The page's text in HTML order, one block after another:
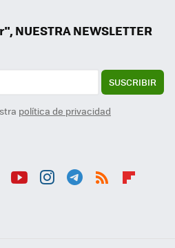
NUESTRA NEWSLETTER
SUSCRIBIR
política de privacidad